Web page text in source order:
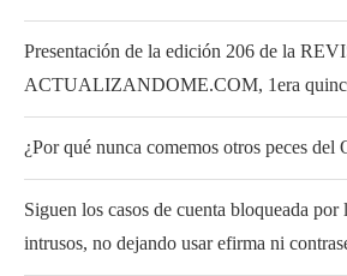
Presentación de la edición 206 de la
ACTUALIZANDOME.COM, 1era
¿Por qué nunca comemos otros peces del
Siguen los casos de cuenta bloqueada por
intrusos, no dejando usar efirma ni